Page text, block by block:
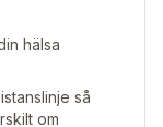
hälsa
så
om